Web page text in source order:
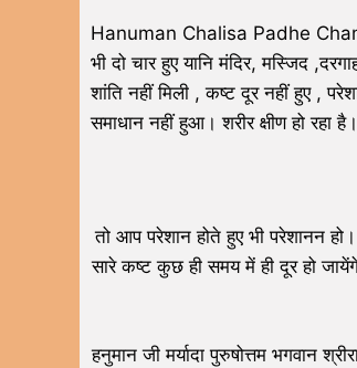
Hanuman Chalisa Padhe
भी दो चार हुए यानि मंदिर, मस्जिद
शांति नहीं मिली , कष्ट दूर नहीं हुए ,
समाधान नहीं हुआ। शरीर क्षीण हो रहा है।
तो आप परेशान होते हुए भी
सारे कष्ट कुछ ही समय में ही दूर हो
हनुमान जी मर्यादा पुरुषोत्तम भगवान